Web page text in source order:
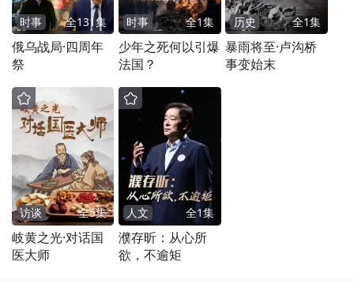
时事 全131集
俄乌战局·四周年
祭
时事 全1集
少年之死何以引爆
法国？
历史 全1集
暴雨将至·卢沟桥
事变始末
访谈 全5集
岐黄之光·对话国
医大师
人文 全1集
濮存昕：从心所
欲，不逾矩